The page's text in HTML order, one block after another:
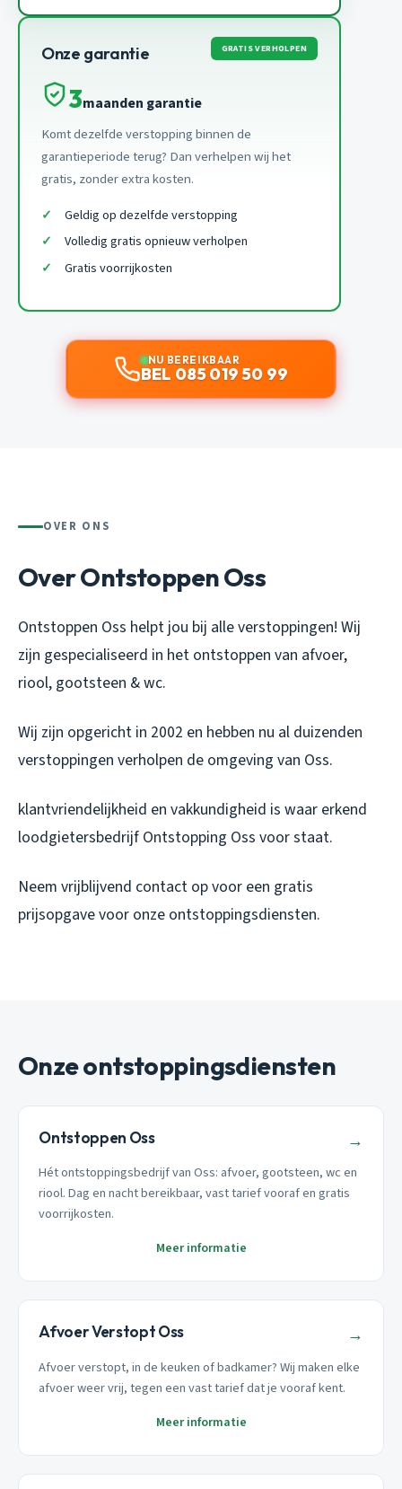
Onze garantie GRATIS VERHOLPEN
3maanden garantie
Komt dezelfde verstopping binnen de
garantieperiode terug? Dan verhelpen wij het
gratis, zonder extra kosten.
Geldig op dezelfde verstopping
Volledig gratis opnieuw verholpen
Gratis voorrijkosten
NU BEREIKBAAR
BEL 085 019 50 99
OVER ONS
Over Ontstoppen Oss
Ontstoppen Oss helpt jou bij alle verstoppingen! Wij
zijn gespecialiseerd in het ontstoppen van afvoer,
riool, gootsteen & wc.
Wij zijn opgericht in 2002 en hebben nu al duizenden
verstoppingen verholpen de omgeving van Oss.
klantvriendelijkheid en vakkundigheid is waar erkend
loodgietersbedrijf Ontstopping Oss voor staat.
Neem vrijblijvend contact op voor een gratis
prijsopgave voor onze ontstoppingsdiensten.
Onze ontstoppingsdiensten
Ontstoppen Oss →
Hét ontstoppingsbedrijf van Oss: afvoer, gootsteen, wc en
riool. Dag en nacht bereikbaar, vast tarief vooraf en gratis
voorrijkosten.
Meer informatie
Afvoer Verstopt Oss →
Afvoer verstopt, in de keuken of badkamer? Wij maken elke
afvoer weer vrij, tegen een vast tarief dat je vooraf kent.
Meer informatie